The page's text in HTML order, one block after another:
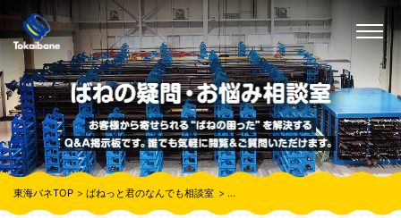
東海バネTOP ばねっと君のなんでも相談室 圧縮コイルバネを使用した機器を設計